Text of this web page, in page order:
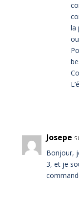
la
Josepe
Bonjour,
3, et je